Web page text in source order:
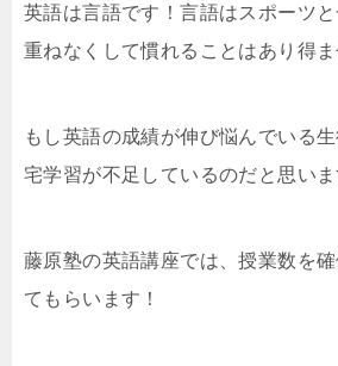
英語は言語です！言語はスポーツ
重ねなくして慣れることはあり得ま
もし英語の成績が伸び悩んでいる
宅学習が不足しているのだと思いま
藤原塾の英語講座では、授業数を
てもらいます！